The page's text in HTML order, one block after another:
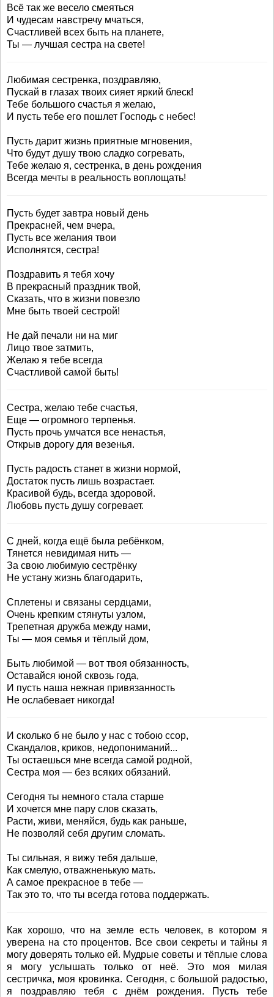
Всё так же весело смеяться
И чудесам навстречу мчаться,
Счастливей всех быть на планете,
Ты — лучшая сестра на свете!
Любимая сестренка, поздравляю,
Пускай в глазах твоих сияет яркий блеск!
Тебе большого счастья я желаю,
И пусть тебе его пошлет Господь с небес!
Пусть дарит жизнь приятные мгновения,
Что будут душу твою сладко согревать,
Тебе желаю я, сестренка, в день рождения
Всегда мечты в реальность воплощать!
Пусть будет завтра новый день
Прекрасней, чем вчера,
Пусть все желания твои
Исполнятся, сестра!
Поздравить я тебя хочу
В прекрасный праздник твой,
Сказать, что в жизни повезло
Мне быть твоей сестрой!
Не дай печали ни на миг
Лицо твое затмить,
Желаю я тебе всегда
Счастливой самой быть!
Сестра, желаю тебе счастья,
Еще — огромного терпенья.
Пусть прочь умчатся все ненастья,
Открыв дорогу для везенья.
Пусть радость станет в жизни нормой,
Достаток пусть лишь возрастает.
Красивой будь, всегда здоровой.
Любовь пусть душу согревает.
С дней, когда ещё была ребёнком,
Тянется невидимая нить —
За свою любимую сестрёнку
Не устану жизнь благодарить,
Сплетены и связаны сердцами,
Очень крепким стянуты узлом,
Трепетная дружба между нами,
Ты — моя семья и тёплый дом,
Быть любимой — вот твоя обязанность,
Оставайся юной сквозь года,
И пусть наша нежная привязанность
Не ослабевает никогда!
И сколько б не было у нас с тобою ссор,
Скандалов, криков, недопониманий...
Ты остаешься мне всегда самой родной,
Сестра моя — без всяких обязаний.
Сегодня ты немного стала старше
И хочется мне пару слов сказать,
Расти, живи, меняйся, будь как раньше,
Не позволяй себя другим сломать.
Ты сильная, я вижу тебя дальше,
Как смелую, отважненькую мать.
А самое прекрасное в тебе —
Так это то, что ты всегда готова поддержать.
Как хорошо, что на земле есть человек, в котором я
уверена на сто процентов. Все свои секреты и тайны я
могу доверять только ей. Мудрые советы и тёплые слова
я могу услышать только от неё. Это моя милая
сестричка, моя кровинка. Сегодня, с большой радостью,
я поздравляю тебя с днём рождения. Пусть тебе